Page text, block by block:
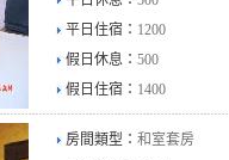
平日住宿： 1200
假日休息： 500
假日住宿： 1400
房間類型： 和室套房